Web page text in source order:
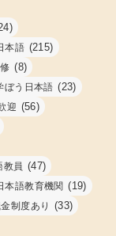
本語 (215)
(8)
ぼう日本語 (23)
迎 (56)
教員 (47)
本語教育機関 (19)
制度あり (33)